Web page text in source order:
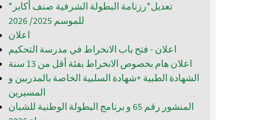
*تعديل*رزنامة البطولة الشرفية صنف أكابر
للموسم 2025/ 2026
اعلان
اعلان - فتح باب الانخراط في مدرسة التحكيم
اعلان هام بخصوص الانخراط بفئة أقل من 13 سنة
الشهادة الطبية +شهادة السلبية الخاصة بالمدربين و
المسيرين
المنشور رقم 65 و برنامج البطولة الوطنية للشبان